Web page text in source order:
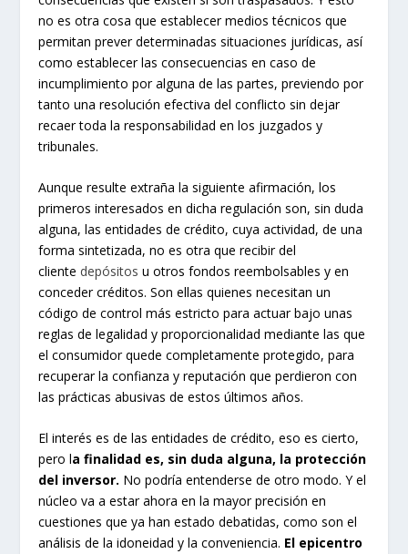
no es otra cosa que establecer medios técnicos que
permitan prever determinadas situaciones jurídicas, así
como establecer las consecuencias en caso de
incumplimiento por alguna de las partes, previendo por
tanto una resolución efectiva del conflicto sin dejar
recaer toda la responsabilidad en los juzgados y
tribunales.
Aunque resulte extraña la siguiente afirmación, los
primeros interesados en dicha regulación son, sin duda
alguna, las entidades de crédito, cuya actividad, de una
forma sintetizada, no es otra que recibir del
cliente depósitos u otros fondos reembolsables y en
conceder créditos. Son ellas quienes necesitan un
código de control más estricto para actuar bajo unas
reglas de legalidad y proporcionalidad mediante las que
el consumidor quede completamente protegido, para
recuperar la confianza y reputación que perdieron con
las prácticas abusivas de estos últimos años.
El interés es de las entidades de crédito, eso es cierto,
pero la finalidad es, sin duda alguna, la protección
del inversor. No podría entenderse de otro modo. Y el
núcleo va a estar ahora en la mayor precisión en
cuestiones que ya han estado debatidas, como son el
análisis de la idoneidad y la conveniencia. El epicentro